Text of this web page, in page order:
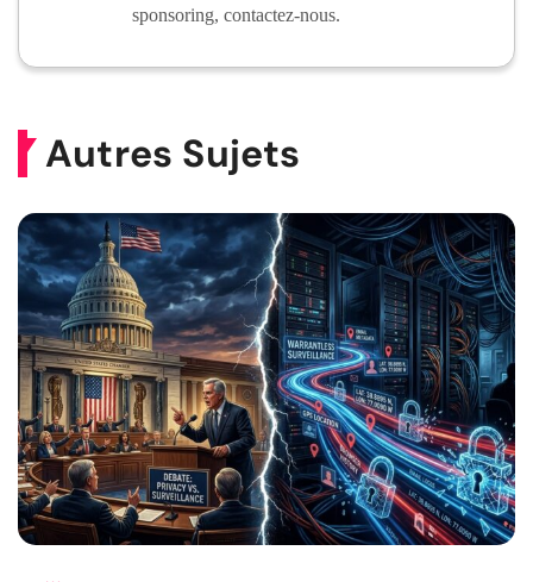
sponsoring, contactez-nous.
Autres Sujets